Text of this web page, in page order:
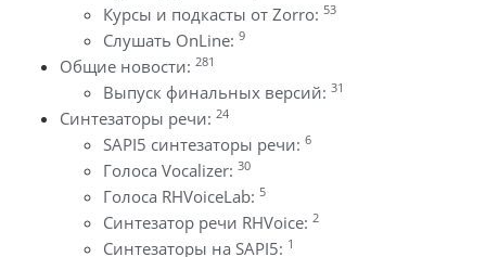
Курсы и подкасты от Zorro: 53
Слушать OnLine: 9
Общие новости: 281
Выпуск финальных версий: 31
Синтезаторы речи: 24
SAPI5 синтезаторы речи: 6
Голоса Vocalizer: 30
Голоса RHVoiceLab: 5
Синтезатор речи RHVoice: 2
Синтезаторы на SAPI5: 1